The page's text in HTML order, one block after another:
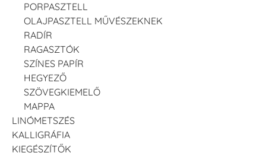
PORPASZTELL
OLAJPASZTELL MŰVÉSZEKNEK
RADÍR
RAGASZTÓK
SZÍNES PAPÍR
HEGYEZŐ
SZÖVEGKIEMELŐ
MAPPA
LINÓMETSZÉS
KALLIGRÁFIA
KIEGÉSZÍTŐK